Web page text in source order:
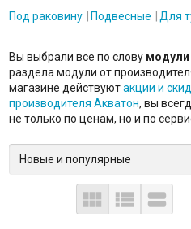
Под раковину Подвесные Для
Вы выбрали все по слову модули
раздела модули от
магазине действуютакции и
производителя Акватон, вы
не только по ценам, но и по
  